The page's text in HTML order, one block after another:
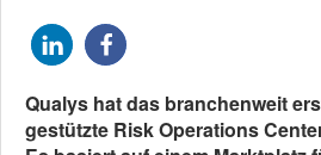
Qualys hat das branchenweit
gestützte Risk Operations